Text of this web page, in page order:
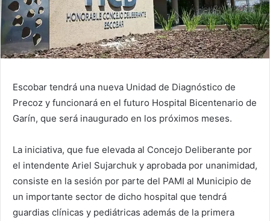
Escobar tendrá una nueva Unidad de Diagnóstico de
Precoz y funcionará en el futuro Hospital Bicentenario de
Garín, que será inaugurado en los próximos meses.
La iniciativa, que fue elevada al Concejo Deliberante por
el intendente Ariel Sujarchuk y aprobada por unanimidad,
consiste en la sesión por parte del PAMI al Municipio de
un importante sector de dicho hospital que tendrá
guardias clínicas y pediátricas además de la primera